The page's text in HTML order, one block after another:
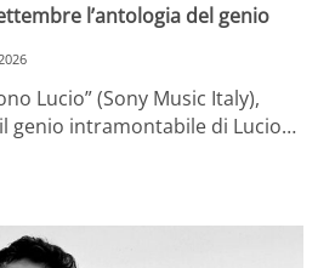
l’antologia del genio
Lucio” (Sony Music Italy),
genio intramontabile di Lucio…